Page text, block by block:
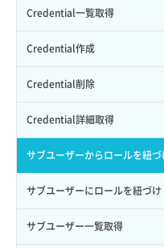
APIでVPSを作成する
API情報を確認する
Credential一覧取得
Credential作成
Credential削除
Credential詳細取得
サブユーザーからロールを紐
サブユーザーにロールを紐づけ
サブユーザー一覧取得